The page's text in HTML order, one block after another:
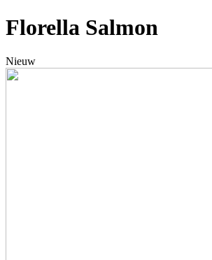
Florella Salmon
Nieuw